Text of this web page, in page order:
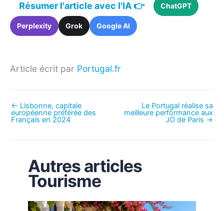
Résumer l'article avec l'IA 👉 ChatGPT
Perplexity Grok Google AI
Article écrit par Portugal.fr
← Lisbonne, capitale
européenne préférée des
Français en 2024
Le Portugal réalise sa
meilleure performance aux
JO de Paris →
Autres articles
Tourisme